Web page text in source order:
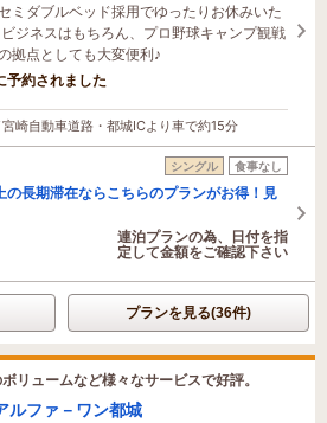
ミダブルベッド採用でゆったりお休みいた
ジネスはもちろん、プロ野球キャンプ観戦
拠点としても大変便利♪
予約されました
崎自動車道路・都城ICより車で約15分
シングル 食事なし
の長期滞在ならこちらのプランがお得！見
連泊プランの為、日付を指
定して金額をご確認下さい
プランを見る(36件)
リュームなど様々なサービスで好評。
ルファ－ワン都城